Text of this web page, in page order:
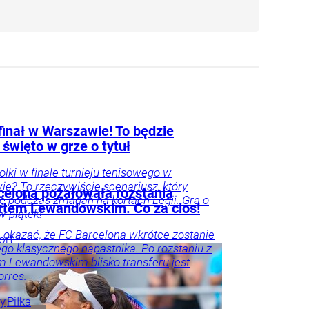
w Warszawie! To będzie
w grze o tytuł
w finale turnieju tenisowego w
To rzeczywiście scenariusz, który
podczas zmagań na kortach Legii. Gra o
piątek!
pożałowała rozstania
Lewandowskim. Co za cios!
okazać, że FC Barcelona wkrótce zostanie
klasycznego napastnika. Po rozstaniu z
Lewandowskim blisko transferu jest
Piłka